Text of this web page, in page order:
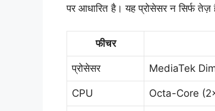
पर आधारित है। यह प्रोसेसर न सिर्फ तेज़
फीचर
प्रोसेसर MediaTek
CPU Octa-Core